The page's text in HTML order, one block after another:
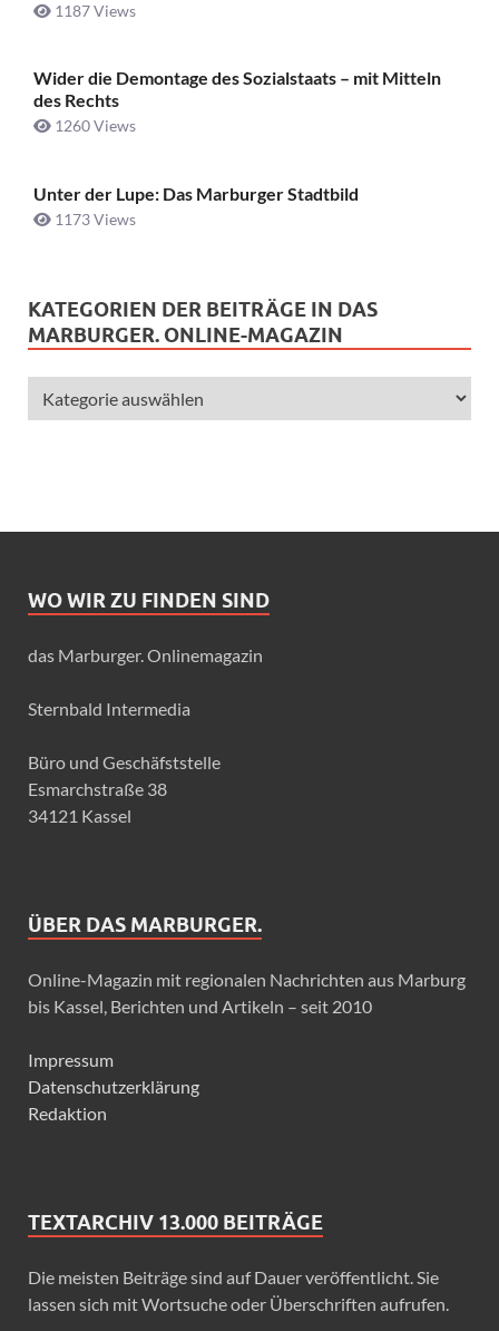
1187 Views
Wider die Demontage des Sozialstaats – mit Mitteln
des Rechts
1260 Views
Unter der Lupe: Das Marburger Stadtbild
1173 Views
KATEGORIEN DER BEITRÄGE IN DAS
MARBURGER. ONLINE-MAGAZIN
WO WIR ZU FINDEN SIND
das Marburger. Onlinemagazin
Sternbald Intermedia
Büro und Geschäfststelle
Esmarchstraße 38
34121 Kassel
ÜBER DAS MARBURGER.
Online-Magazin mit regionalen Nachrichten aus Marburg
bis Kassel, Berichten und Artikeln – seit 2010
Impressum
Datenschutzerklärung
Redaktion
TEXTARCHIV 13.000 BEITRÄGE
Die meisten Beiträge sind auf Dauer veröffentlicht. Sie
lassen sich mit Wortsuche oder Überschriften aufrufen.